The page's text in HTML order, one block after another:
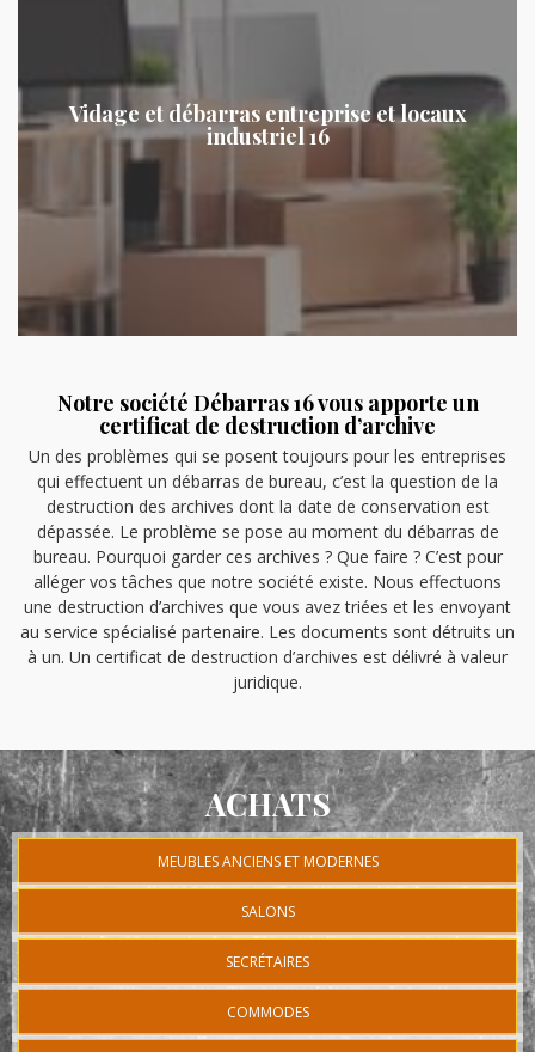
Vidage et débarras entreprise et locaux
industriel 16
Notre société Débarras 16 vous apporte un
certificat de destruction d’archive
Un des problèmes qui se posent toujours pour les entreprises
qui effectuent un débarras de bureau, c’est la question de la
destruction des archives dont la date de conservation est
dépassée. Le problème se pose au moment du débarras de
bureau. Pourquoi garder ces archives ? Que faire ? C’est pour
alléger vos tâches que notre société existe. Nous effectuons
une destruction d’archives que vous avez triées et les envoyant
au service spécialisé partenaire. Les documents sont détruits un
à un. Un certificat de destruction d’archives est délivré à valeur
juridique.
ACHATS
MEUBLES ANCIENS ET MODERNES
SALONS
SECRÉTAIRES
COMMODES